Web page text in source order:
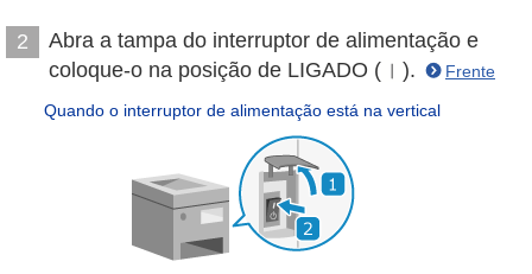
2
Abra a tampa do interruptor de alimentação e
coloque-o na posição de LIGADO (
). Frente
Quando o interruptor de alimentação está na vertical